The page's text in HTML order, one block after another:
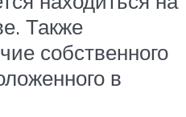
Также
собственного
в